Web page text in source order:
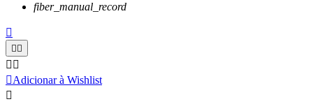
fiber_manual_record

 
 
Adicionar à Wishlist
